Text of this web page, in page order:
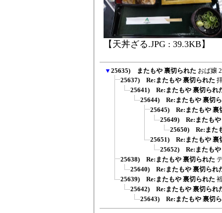
【天丼ざる.JPG : 39.3KB】
▼ 25635) またもや 裏切られた おば嬢
25637) Re:またもや 裏切られた
25641) Re:またもや 裏切られ
25644) Re:またもや 裏切
25645) Re:またもや 裏
25649) Re:またもや
25650) Re:また
25651) Re:またもや 裏
25652) Re:またもや
25638) Re:またもや 裏切られた
25640) Re:またもや 裏切られ
25639) Re:またもや 裏切られた
25642) Re:またもや 裏切られ
25643) Re:またもや 裏切